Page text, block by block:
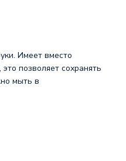
Имеет вместо
позволяет сохранять
мыть в